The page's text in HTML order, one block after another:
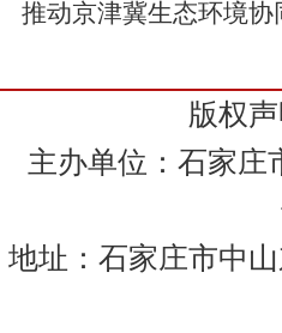
推动京津冀生态环境协
版权声
主办单位：石家庄
地址：石家庄市中